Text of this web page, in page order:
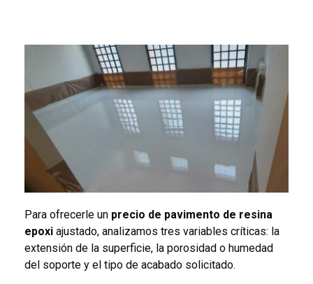
Para ofrecerle un precio de pavimento de resina
epoxi ajustado, analizamos tres variables críticas: la
extensión de la superficie, la porosidad o humedad
del soporte y el tipo de acabado solicitado.